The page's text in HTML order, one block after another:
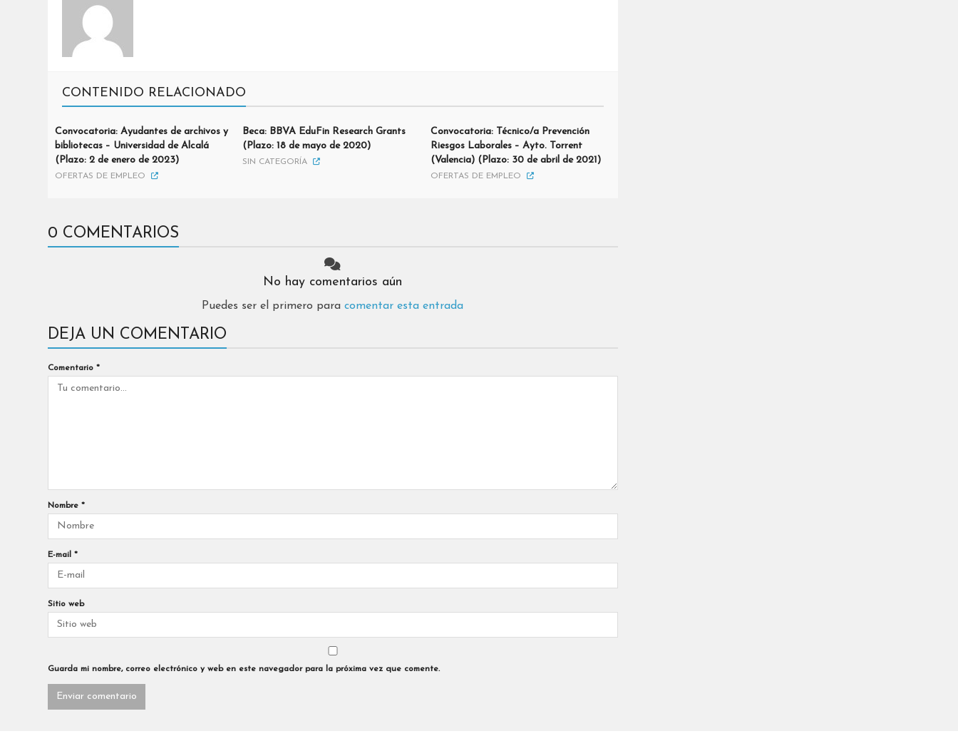
CONTENIDO RELACIONADO
Convocatoria: Ayudantes de archivos y
bibliotecas – Universidad de Alcalá
(Plazo: 2 de enero de 2023)
OFERTAS DE EMPLEO
Beca: BBVA EduFin Research Grants
(Plazo: 18 de mayo de 2020)
SIN CATEGORÍA
Convocatoria: Técnico/a Prevención
Riesgos Laborales – Ayto. Torrent
(Valencia) (Plazo: 30 de abril de 2021)
OFERTAS DE EMPLEO
0 COMENTARIOS
No hay comentarios aún
Puedes ser el primero paracomentar esta entrada
DEJA UN COMENTARIO
Comentario *
Nombre *
E-mail *
Sitio web
Guarda mi nombre, correo electrónico y web en este navegador para la próxima vez que comente.